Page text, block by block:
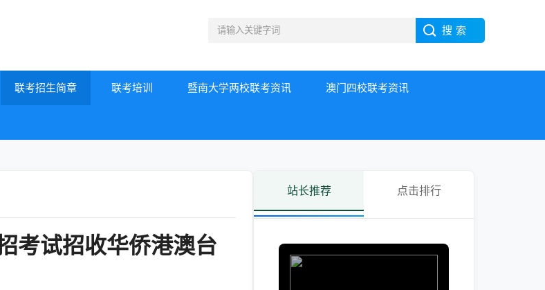
联考招生简章 联考培训 暨南大学两校联考资讯 澳门四校联考资讯
考试招收华侨港澳台
站长推荐 点击排行